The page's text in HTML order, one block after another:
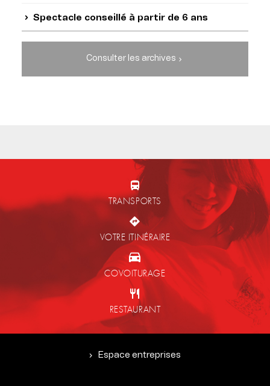
Spectacle conseillé à partir de 6 ans
Consulter les archives
TRANSPORTS
VOTRE ITINÉRAIRE
COVOITURAGE
RESTAURANT
Espace entreprises